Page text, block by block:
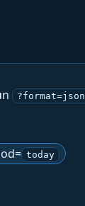
?format=json
today